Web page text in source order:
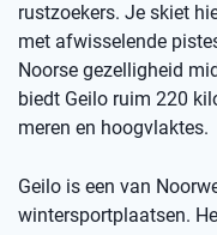
rustzoekers. Je skiet
met afwisselende
Noorse gezelligheid
biedt Geilo ruim 220
meren en hoogvlaktes.
Geilo is een van
wintersportplaatsen.